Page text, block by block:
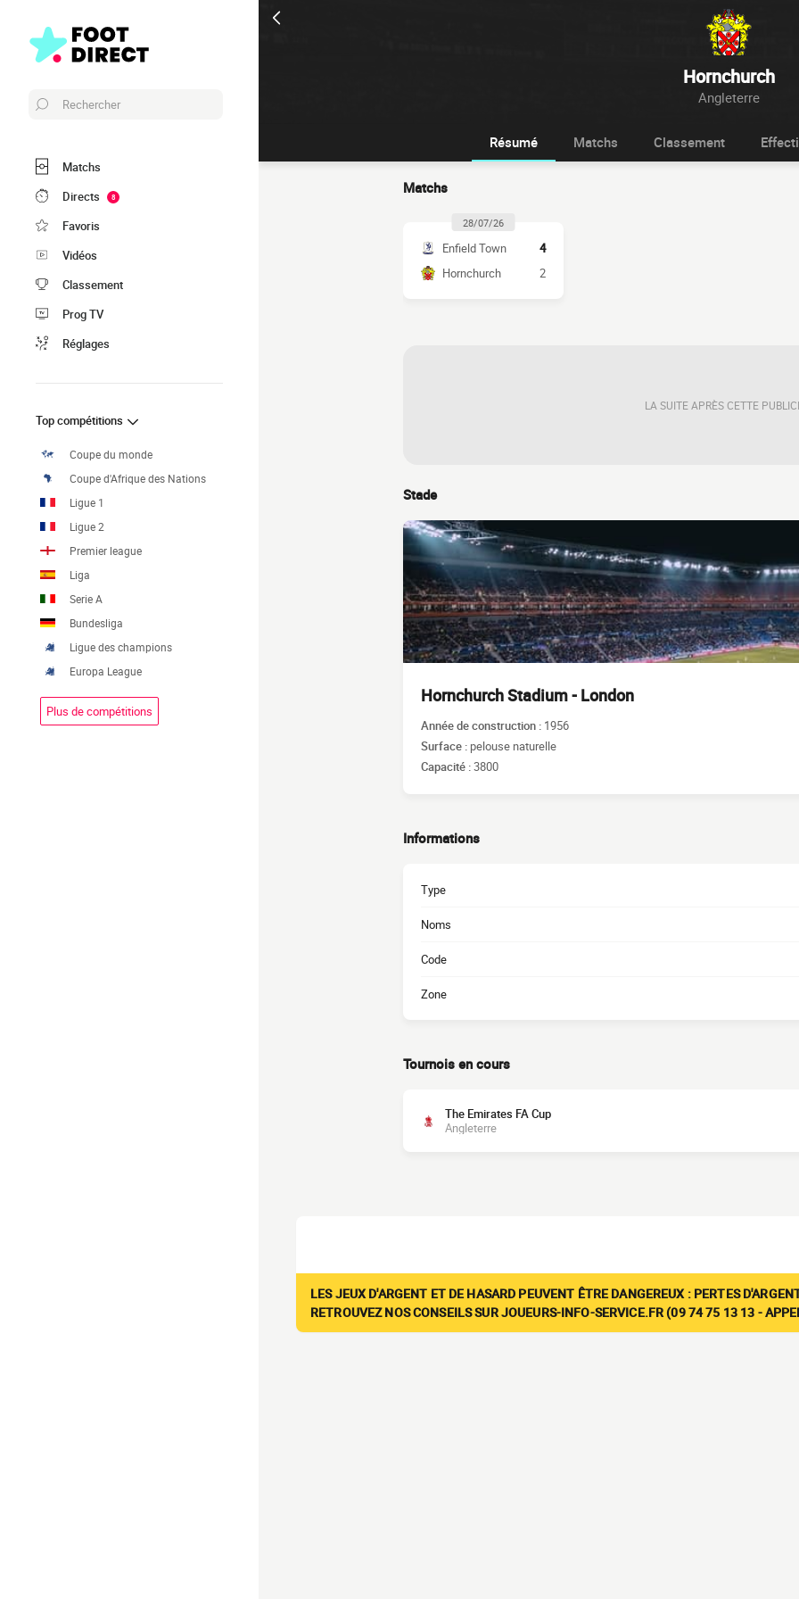
Hornchurch
Angleterre
Rechercher
Matchs
Directs
8
Favoris
Vidéos
Classement
Prog TV
Réglages
Top compétitions
Coupe du monde
Coupe d'Afrique des Nations
Ligue 1
Ligue 2
Premier league
Liga
Serie A
Bundesliga
Ligue des champions
Europa League
Plus de compétitions
Résumé Matchs Classement
Matchs
28/07/26
Enfield Town
4
Hornchurch
2
LA SUITE APRÈS CETTE
Stade
Hornchurch Stadium - London
Année de construction : 1956
Surface : pelouse naturelle
Capacité :3800
Informations
Type
Noms
Code
Zone
Tournois en cours
The Emirates FA Cup
Angleterre
LES JEUX D'ARGENT ET DE HASARD PEUVENT ÊTRE DANGEREUX : PERTES
RETROUVEZ NOS CONSEILS SUR JOUEURS-INFO-SERVICE.FR (09 74 75 13 13 -